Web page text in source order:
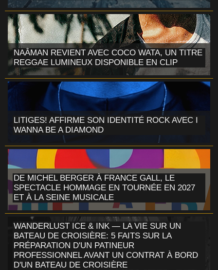
NAÂMAN REVIENT AVEC COCO WATA, UN TITRE
REGGAE LUMINEUX DISPONIBLE EN CLIP
LITIGES! AFFIRME SON IDENTITÉ ROCK AVEC I
WANNA BE A DIAMOND
DE MICHEL BERGER À FRANCE GALL, LE
SPECTACLE HOMMAGE EN TOURNÉE EN 2027
ET À LA SEINE MUSICALE
WANDERLUST ICE & INK — LA VIE SUR UN
BATEAU DE CROISIÈRE: 5 FAITS SUR LA
PRÉPARATION D'UN PATINEUR
PROFESSIONNEL AVANT UN CONTRAT À BORD
D'UN BATEAU DE CROISIÈRE